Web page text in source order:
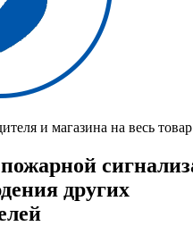
и магазина на весь товар
других